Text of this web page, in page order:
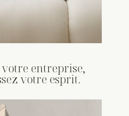
entreprise,
votre esprit.